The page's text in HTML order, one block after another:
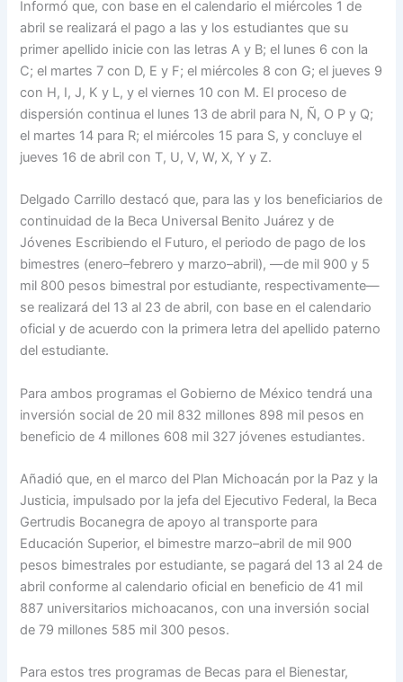
Informó que, con base en el calendario el miércoles 1 de
abril se realizará el pago a las y los estudiantes que su
primer apellido inicie con las letras A y B; el lunes 6 con la
C; el martes 7 con D, E y F; el miércoles 8 con G; el jueves 9
con H, I, J, K y L, y el viernes 10 con M. El proceso de
dispersión continua el lunes 13 de abril para N, Ñ, O P y Q;
el martes 14 para R; el miércoles 15 para S, y concluye el
jueves 16 de abril con T, U, V, W, X, Y y Z.
Delgado Carrillo destacó que, para las y los beneficiarios de
continuidad de la Beca Universal Benito Juárez y de
Jóvenes Escribiendo el Futuro, el periodo de pago de los
bimestres (enero–febrero y marzo–abril), —de mil 900 y 5
mil 800 pesos bimestral por estudiante, respectivamente—
se realizará del 13 al 23 de abril, con base en el calendario
oficial y de acuerdo con la primera letra del apellido paterno
del estudiante.
Para ambos programas el Gobierno de México tendrá una
inversión social de 20 mil 832 millones 898 mil pesos en
beneficio de 4 millones 608 mil 327 jóvenes estudiantes.
Añadió que, en el marco del Plan Michoacán por la Paz y la
Justicia, impulsado por la jefa del Ejecutivo Federal, la Beca
Gertrudis Bocanegra de apoyo al transporte para
Educación Superior, el bimestre marzo–abril de mil 900
pesos bimestrales por estudiante, se pagará del 13 al 24 de
abril conforme al calendario oficial en beneficio de 41 mil
887 universitarios michoacanos, con una inversión social
de 79 millones 585 mil 300 pesos.
Para estos tres programas de Becas para el Bienestar,